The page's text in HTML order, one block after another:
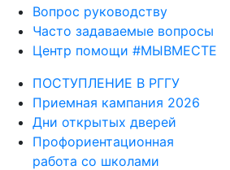
Вопрос руководству
Часто задаваемые вопросы
Центр помощи #МЫВМЕСТЕ
ПОСТУПЛЕНИЕ В РГГУ
Приемная кампания 2026
Дни открытых дверей
Профориентационная
работа со школами